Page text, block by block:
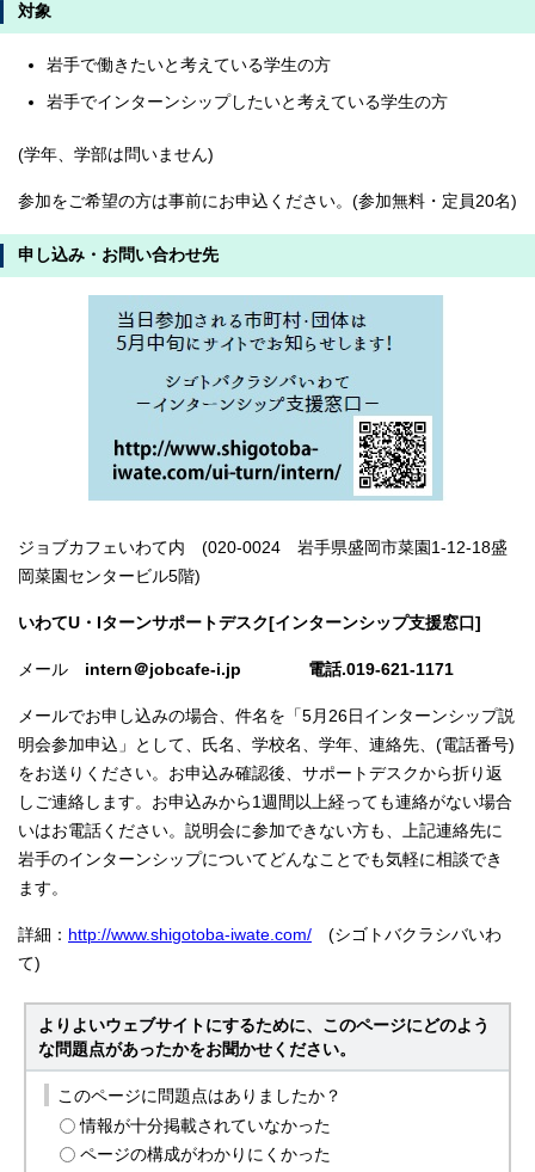
対象
岩手で働きたいと考えている学生の方
岩手でインターンシップしたいと考えている学生の方
(学年、学部は問いません)
参加をご希望の方は事前にお申込ください。(参加無料・定員20名)
申し込み・お問い合わせ先
ジョブカフェいわて内 (020-0024 岩手県盛岡市菜園1-12-18盛
岡菜園センタービル5階)
いわてU・Iターンサポートデスク[インターンシップ支援窓口]
メール intern＠jobcafe-i.jp 電話.019-621-1171
メールでお申し込みの場合、件名を「5月26日インターンシップ説
明会参加申込」として、氏名、学校名、学年、連絡先、(電話番号)
をお送りください。お申込み確認後、サポートデスクから折り返
しご連絡します。お申込みから1週間以上経っても連絡がない場合
いはお電話ください。説明会に参加できない方も、上記連絡先に
岩手のインターンシップについてどんなことでも気軽に相談でき
ます。
詳細 ： http://www.shigotoba-iwate.com/ (シゴトバクラシバいわ
て)
よりよいウェブサイトにするために、このページにどのよう
な問題点があったかをお聞かせください。
このページに問題点はありましたか？
情報が十分掲載されていなかった
ページの構成がわかりにくかった